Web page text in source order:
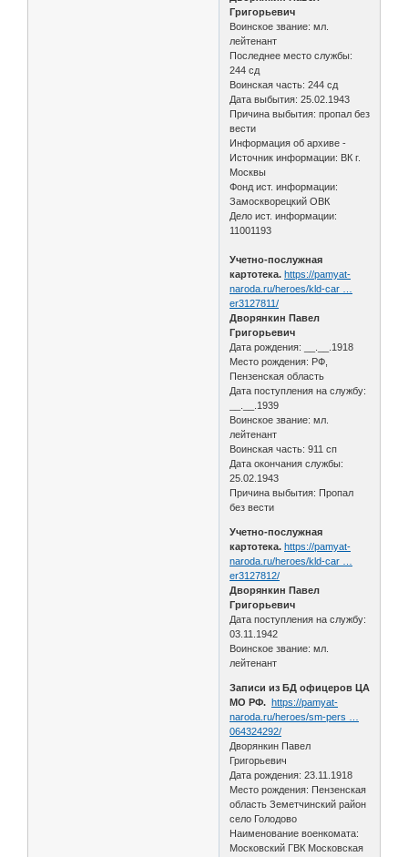
Григорьевич
Воинское звание: мл.
лейтенант
Последнее место службы:
244 сд
Воинская часть: 244 сд
Дата выбытия: 25.02.1943
Причина выбытия: пропал без
вести
Информация об архиве -
Источник информации: ВК г.
Москвы
Фонд ист. информации:
Замоскворецкий ОВК
Дело ист. информации:
11001193
Учетно-послужная
картотека. https://pamyat-
naroda.ru/heroes/kld-car …
er3127811/
Дворянкин Павел
Григорьевич
Дата рождения: __.__.1918
Место рождения: РФ,
Пензенская область
Дата поступления на службу:
__.__.1939
Воинское звание: мл.
лейтенант
Воинская часть: 911 сп
Дата окончания службы:
25.02.1943
Причина выбытия: Пропал
без вести
Учетно-послужная
картотека. https://pamyat-
naroda.ru/heroes/kld-car …
er3127812/
Дворянкин Павел
Григорьевич
Дата поступления на службу:
03.11.1942
Воинское звание: мл.
лейтенант
Записи из БД офицеров ЦА
МО РФ. https://pamyat-
naroda.ru/heroes/sm-pers …
064324292/
Дворянкин Павел
Григорьевич
Дата рождения: 23.11.1918
Место рождения: Пензенская
область Земетчинский район
село Голодово
Наименование военкомата:
Московский ГВК Московская